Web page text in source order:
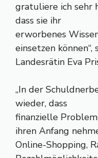
gratuliere ich sehr
dass sie ihr
erworbenes
einsetzen können“,
Landesrätin Eva
„In der
wieder, dass
finanzielle
ihren Anfang
Online-Shopping,